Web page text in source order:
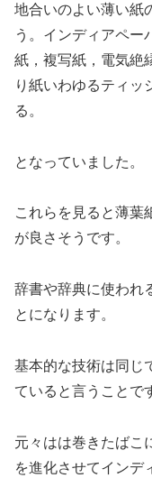
地合いのよい薄い紙
う。インディアペー
紙，複写紙，電気絶
り紙いわゆるティッ
る。
となっていました。
これらを見ると薄葉
が良さそうです。
辞書や辞典に使われ
とになります。
基本的な技術は同じ
ていると言うことで
元々はは巻きたばこ
を進化させてインデ